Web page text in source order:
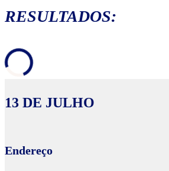
RESULTADOS:
13 DE JULHO
Endereço